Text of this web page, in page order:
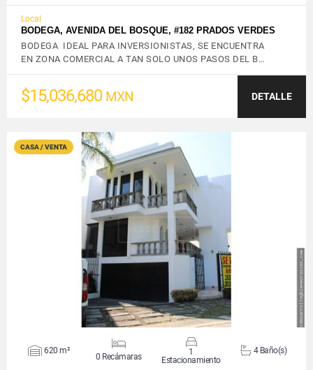
Local
BODEGA, AVENIDA DEL BOSQUE, #182 PRADOS VERDES
BODEGA IDEAL PARA INVERSIONISTAS, SE ENCUENTRA
EN ZONA COMERCIAL A TAN SOLO UNOS PASOS DEL B…
$15,036,680 MXN DETALLE
CASA / VENTA
VER DETALLES
620 m²
0 Recámaras
1
Estacionamiento
4 Baño(s)